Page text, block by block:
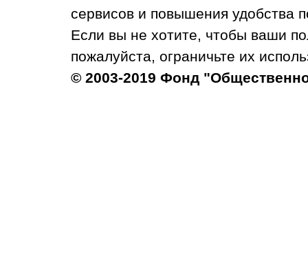
сервисов и повышения удобства
Если вы не хотите, чтобы ваши
пожалуйста, ограничьте их
© 2003-2019 Фонд